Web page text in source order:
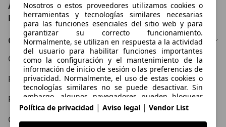
HS 1.5 T-GDI Comfort
119 KW (162 PS)
HS 1.5 T-GDI Luxury
119 KW (162 PS)
AutoScout24: el mayor mercado de automoción de
Europa
Conócenos
Condiciones Generales
Política de Privacidad
Política de Cookies
Contacto
Nosotros o estos proveedores utilizamos cookies o
herramientas y tecnologías similares necesarias
para las funciones esenciales del sitio web y para
garantizar su correcto funcionamiento.
Normalmente, se utilizan en respuesta a la actividad
del usuario para habilitar funciones importantes
como la configuración y el mantenimiento de la
información de inicio de sesión o las preferencias de
privacidad. Normalmente, el uso de estas cookies o
tecnologías similares no se puede desactivar. Sin
embargo, algunos navegadores pueden bloquear
estas cookies o herramientas similares o avisarle
sobre ellas. Bloquear estas cookies o herramientas
similares puede afectar la funcionalidad del sitio
Política de privacidad | Aviso legal | Vendor List